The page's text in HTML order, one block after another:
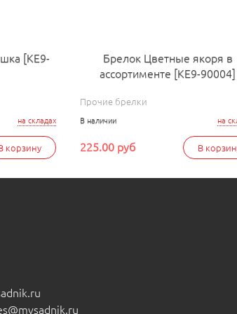
[КЕ9-
на складах
корзину
Брелок Цветные якоря в
ассортименте [КЕ9-90004]
Прочие брелки
на
В наличии
В
225.00 руб